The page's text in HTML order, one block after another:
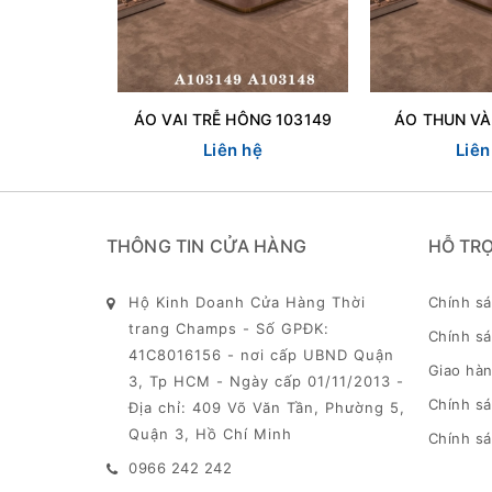
ÁO VAI TRỄ HÔNG 103149
Liên hệ
ÁO THUN
THÔNG TIN CỬA HÀNG
Hộ Kinh Doanh Cửa Hàng Thời
trang Champs - Số GPĐK:
41C8016156 - nơi cấp UBND Quận
3, Tp HCM - Ngày cấp 01/11/2013 -
Địa chỉ: 409 Võ Văn Tần, Phường 5,
Quận 3, Hồ Chí Minh
0966 242 242
HỖ
Chính
Chính
Giao
Chính
Chính